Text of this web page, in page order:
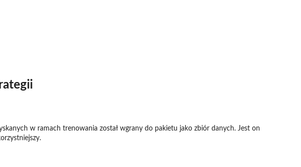
w ramach trenowania został wgrany do pakietu jako zbiór danych. Jest on